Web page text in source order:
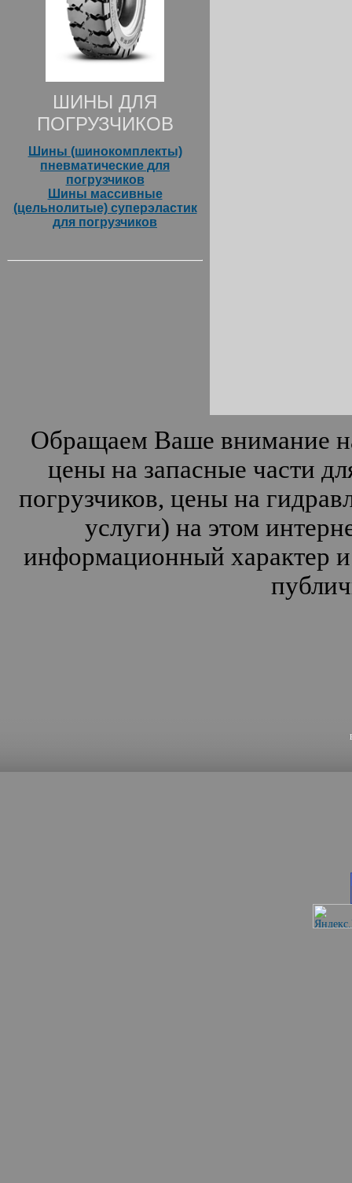
ШИНЫ ДЛЯ
ПОГРУЗЧИКОВ
Шины (шинокомплекты)
пневматические для
погрузчиков
Шины массивные
(цельнолитые) суперэластик
для погрузчиков
Обращаем Ваше внимание
цены на запасные части
погрузчиков, цены на
услуги) на этом
информационный характер и